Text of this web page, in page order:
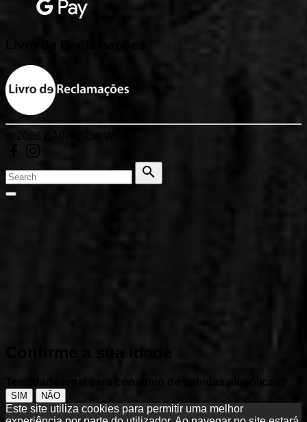
2026
facebook
Search
Search
Tem idade legal para consumo de bebidas alcoólicas?
SIM NÃO
Este site utiliza cookies para permitir uma melhor